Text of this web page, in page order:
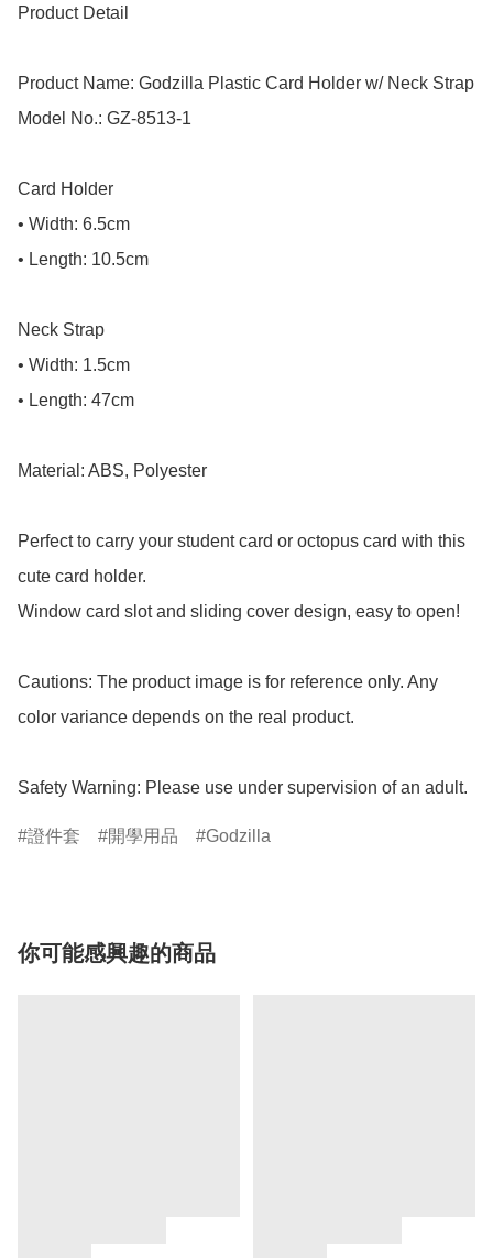
Product Detail
Product Name: Godzilla Plastic Card Holder w/ Neck Strap
Model No.: GZ-8513-1
Card Holder
• Width: 6.5cm
• Length: 10.5cm
Neck Strap
• Width: 1.5cm
• Length: 47cm
Material: ABS, Polyester
Perfect to carry your student card or octopus card with this
cute card holder.
Window card slot and sliding cover design, easy to open!
Cautions: The product image is for reference only. Any
color variance depends on the real product.
Safety Warning: Please use under supervision of an adult.
證件套 開學用品 Godzilla
你可能感興趣的商品